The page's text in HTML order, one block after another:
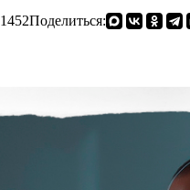
1452Поделиться: